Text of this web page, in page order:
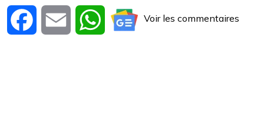
Facebook Email WhatsAppVoir les commentaires